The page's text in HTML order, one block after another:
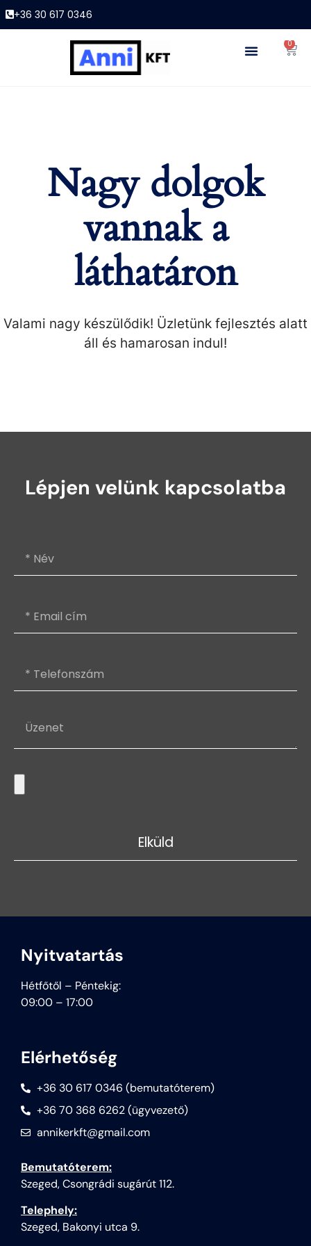
+36 30 617 0346
0
Nagy dolgok
vannak a
láthatáron
Valami nagy készülődik! Üzletünk fejlesztés alatt
áll és hamarosan indul!
Lépjen velünk kapcsolatba
Elküld
Nyitvatartás
Hétfőtől – Péntekig:
09:00 – 17:00
Elérhetőség
+36 30 617 0346 (bemutatóterem)
+36 70 368 6262 (ügyvezető)
annikerkft@gmail.com
Bemutatóterem:
Szeged, Csongrádi sugárút 112.
Telephely:
Szeged, Bakonyi utca 9.